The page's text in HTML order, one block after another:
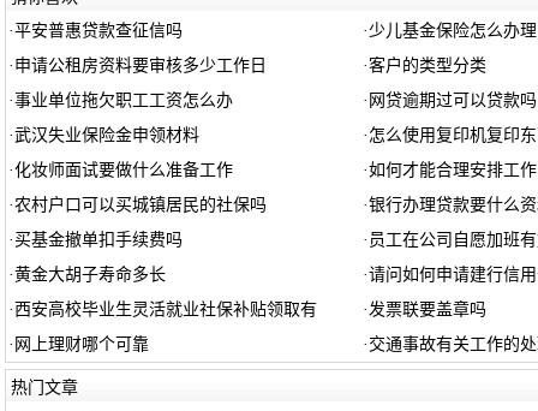
·平安普惠贷款查征信吗 · 少儿基金保险怎么办理
· 申请公租房资料要审核多少工作日 ·客户的类型分类
·事业单位拖欠职工工资怎么办 · 网贷逾期过可以贷款吗
·武汉失业保险金申领材料 · 怎么使用复印机复印
·化妆师面试要做什么准备工作 ·如何才能合理安排工作
·农村户口可以买城镇居民的社保吗 ·银行办理贷款要什么
· 买基金撤单扣手续费吗 · 员工在公司自愿加班
·黄金大胡子寿命多长 ·请问如何申请建行信
· 西安高校毕业生灵活就业社保补贴领取有 ·发票联要盖章吗
· 网上理财哪个可靠 · 交通事故有关工作的
热门文章